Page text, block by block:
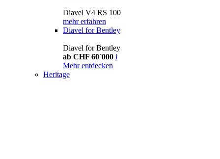
Diavel V4 RS 100
mehr erfahren
Diavel for Bentley
Diavel for Bentley
ab CHF 60´000 i
Mehr entdecken
Heritage